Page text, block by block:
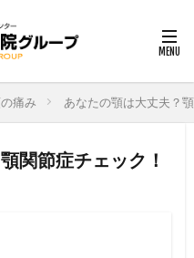
痛み あなたの顎は大丈夫？
関節症チェック！